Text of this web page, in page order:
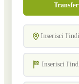
Transfer